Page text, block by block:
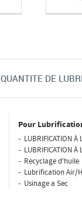
DE
Pour
LUBRIFICATION À
LUBRIFICATION À
Recyclage d'huile
Lubrification Air/
Usinage a Sec